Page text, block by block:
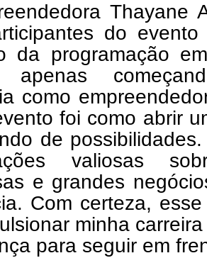
Thayane
do
da programação
apenas
como
foi como abrir
de
valiosas
e grandes
Com certeza,
minha
para seguir em